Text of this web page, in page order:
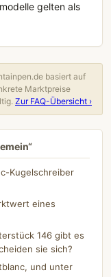
gelten als
basiert auf
Marktpreise
Zur FAQ-Übersicht ›
Kugelschreiber
eines
146 gibt es
sie sich?
und unter